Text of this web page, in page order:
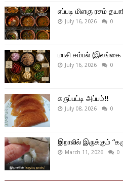
எப்படி மிளகு ரசம்
July 16, 2026 0
மாசி சம்பல்
July 16, 2026 0
கருப்பட்டி அப்பம்!!
July 08, 2026 0
இறாலில் இருக்கும்
March 11, 2026 0